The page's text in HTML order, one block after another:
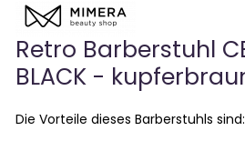
Retro Barberstuhl
BLACK -
Die Vorteile dieses Barberstuhls sind: